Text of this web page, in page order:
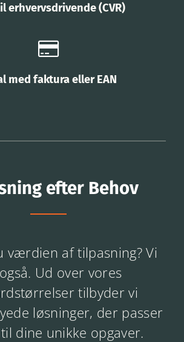
erhvervsdrivende (CVR)
med faktura eller EAN
efter Behov
værdien af tilpasning? Vi
Ud over vores
tilbyder vi
løsninger, der passer
dine unikke opgaver.